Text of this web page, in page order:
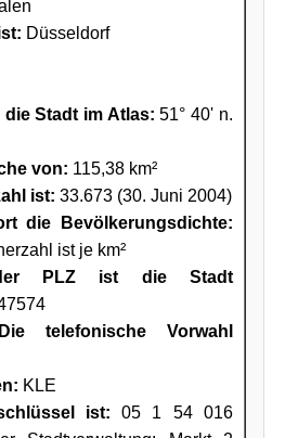
Düsseldorf
die Stadt im Atlas: 51° 40' n.
von: 115,38 km²
ist: 33.673 (30. Juni 2004)
die Bevölkerungsdichte:
ist je km²
PLZ ist die Stadt
telefonische Vorwahl
KLE
ist: 05 1 54 016